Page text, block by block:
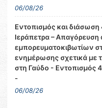
06/08/26
Εντοπισμός και
Ιεράπετρα –
εμπορευματοκιβωτίων
ενημέρωσης σχετικά με
στη Γαύδο - Εντοπισμός
-
06/08/26